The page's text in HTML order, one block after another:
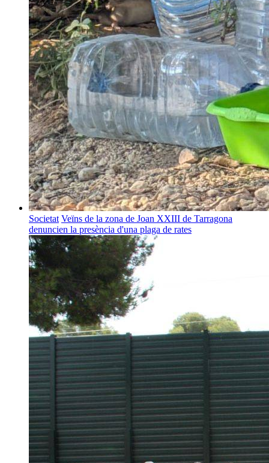
Societat Veïns de la zona de Joan XXIII de Tarragona
denuncien la presència d'una plaga de rates